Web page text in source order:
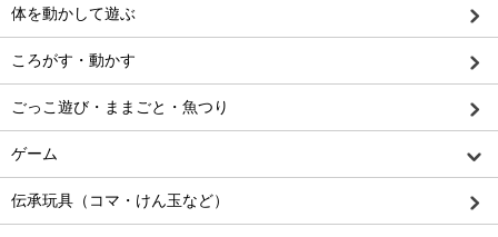
体を動かして遊ぶ
ころがす・動かす
ごっこ遊び・ままごと・魚つり
ゲーム
伝承玩具（コマ・けん玉など）